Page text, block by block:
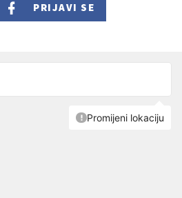
PRIJAVI SE